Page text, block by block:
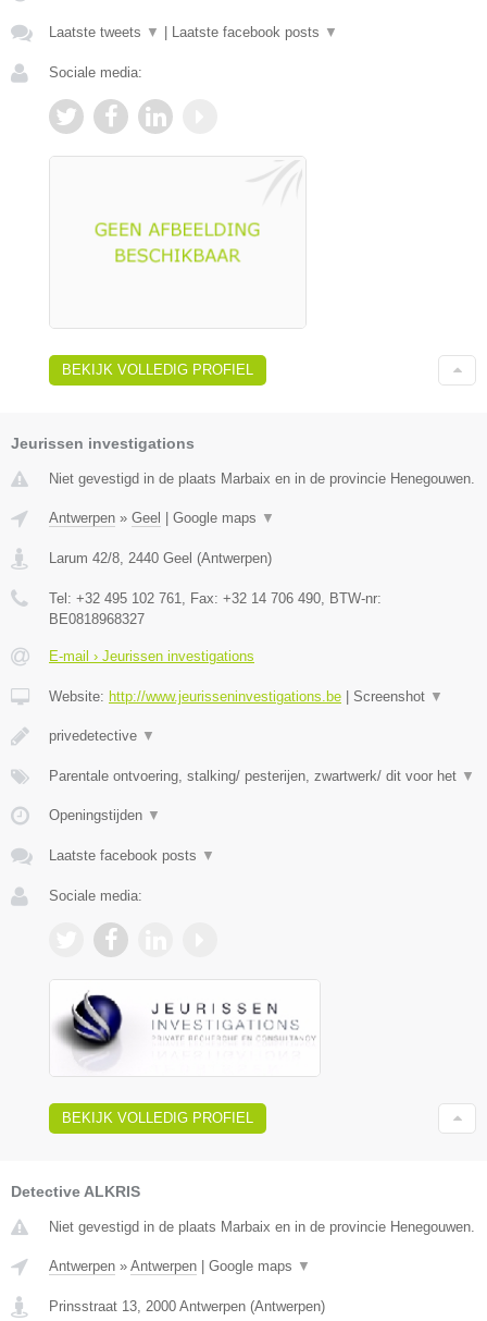
Laatste tweets ▼ Laatste facebook posts ▼
Sociale media:
BEKIJK VOLLEDIG PROFIEL
Jeurissen investigations
Niet gevestigd in de plaats Marbaix en in de provincie Henegouwen.
Antwerpen » Geel | Google maps ▼
Larum 42/8 2440 Geel (Antwerpen)
Tel: +32 495 102 761 , Fax: +32 14 706 490 , BTW-nr:
BE0818968327
E-mail › Jeurissen investigations
Website: http://www.jeurisseninvestigations.be | Screenshot ▼
privedetective ▼
Parentale ontvoering, stalking/ pesterijen, zwartwerk/ dit voor het ▼
Openingstijden ▼
Laatste facebook posts ▼
Sociale media:
BEKIJK VOLLEDIG PROFIEL
Detective ALKRIS
Niet gevestigd in de plaats Marbaix en in de provincie Henegouwen.
Antwerpen » Antwerpen Google maps ▼
Prinsstraat 13 2000 Antwerpen (Antwerpen)